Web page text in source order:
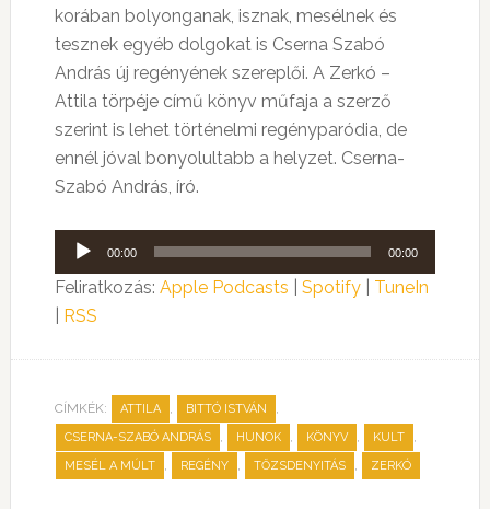
korában bolyonganak, isznak, mesélnek és
tesznek egyéb dolgokat is Cserna Szabó
András új regényének szereplői. A Zerkó –
Attila törpéje című könyv műfaja a szerző
szerint is lehet történelmi regényparódia, de
ennél jóval bonyolultabb a helyzet. Cserna-
Szabó András, író.
Audió
lejátszó
00:00 00:00
Feliratkozás: Apple Podcasts Spotify| TuneIn
RSS
CÍMKÉK: ATTILA , BITTÓ ISTVÁN ,
CSERNA-SZABÓ ANDRÁS , HUNOK , KÖNYV , KULT ,
MESÉL A MÚLT , REGÉNY , TŐZSDENYITÁS , ZERKÓ